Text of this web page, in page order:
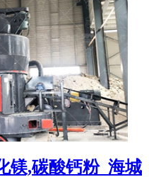
镁,碳酸钙粉_海城